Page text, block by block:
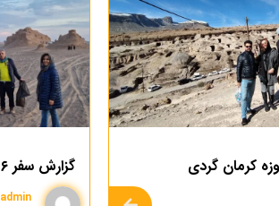
گزارش سفر ۶ روزه کرمان گردی
admin